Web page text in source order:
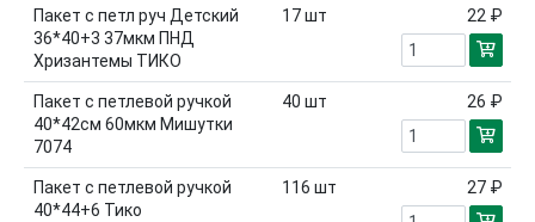
Пакет с петл руч Детский
36*40+3 37мкм ПНД
Хризантемы ТИКО
17шт 22 ₽
Пакет с петлевой ручкой
40*42см 60мкм Мишутки
7074
40 шт 26 ₽
Пакет с петлевой ручкой
40*44+6 Тико
116 шт 27 ₽